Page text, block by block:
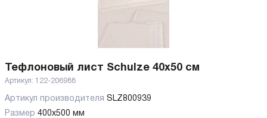
Тефлоновый лист Schulze 40х50 см
Артикул: 122-206988
Артикул производителя SLZ800939
Размер 400х500 мм